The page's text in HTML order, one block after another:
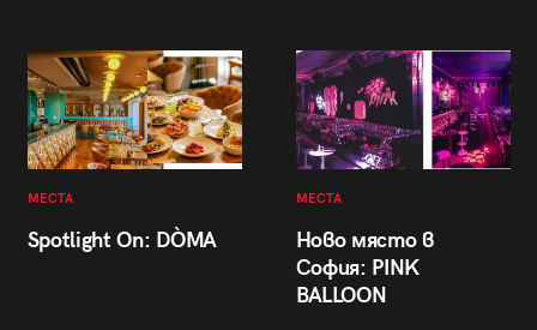
МЕСТА
Spotlight On: DÒMA
МЕСТА
Ново място в
София: PINK
BALLOON